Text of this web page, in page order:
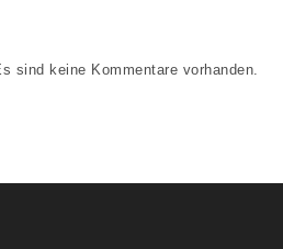
sind keine Kommentare vorhanden.